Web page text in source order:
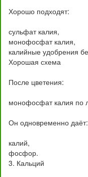
Хорошо подходят:
сульфат калия,
монофосфат калия,
калийные удобрения
Хорошая схема
После цветения:
монофосфат калия по
Он одновременно даёт:
калий,
фосфор.
3. Кальций